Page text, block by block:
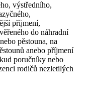
výstředního,
příjmení,
do náhradní
pěstouna, na
anebo příjmení
poručníky nebo
rodičů nezletilých